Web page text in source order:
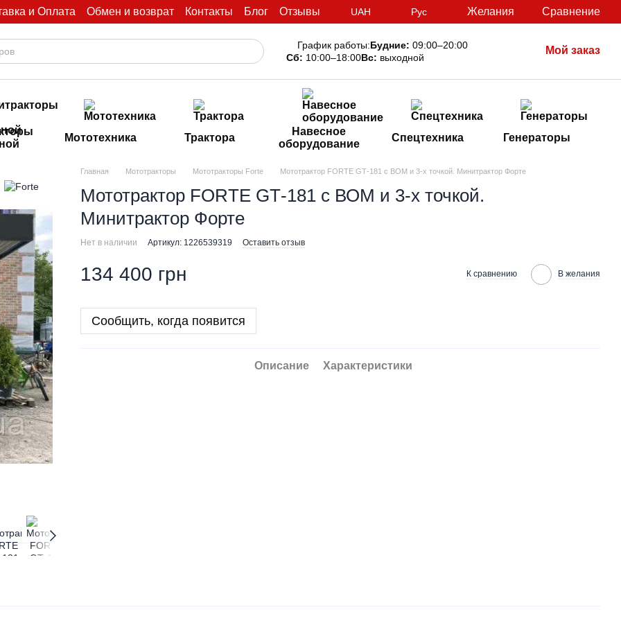
и Оплата Обмен и возврат Контакты Блог Отзывы UAH Рус Желания Сравнение
График работы:Будние: 09:00–20:00
Сб: 10:00–18:00Вс: выходной
Мой заказ
Мототехника Трактора
Навесное
оборудование
Спецтехника Генераторы
Главная Мототракторы Мототракторы Forte Мототрактор FORTE GТ-181 с ВОМ и 3-х точкой. Минитрактор Форте
Мототрактор FORTE GТ-181 с ВОМ и 3-х точкой.
Минитрактор Форте
Нет в наличии Артикул: 1226539319 Оставить отзыв
134 400 грн К сравнению В желания
Сообщить, когда появится
Описание Характеристики